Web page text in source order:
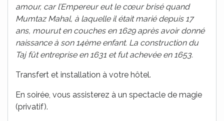
amour, car l’Empereur eut le cœur brisé quand
Mumtaz Mahal, à laquelle il était marié depuis 17
ans, mourut en couches en 1629 après avoir donné
naissance à son 14ème enfant. La construction du
Taj fût entreprise en 1631 et fut achevée en 1653.
Transfert et installation à votre hôtel.
En soirée, vous assisterez à un spectacle de magie
(privatif).